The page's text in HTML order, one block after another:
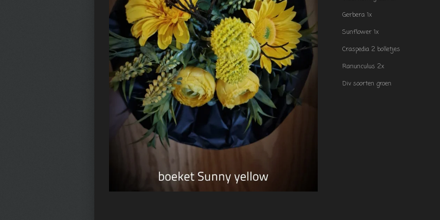
Gerbera 1x
Sunflower 1x
Craspedia 2 bolletjes
Ranunculus 2x
Div soorten groen